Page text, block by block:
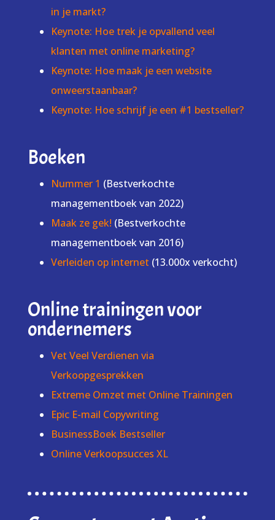
in je markt?
Keynote: Hoe trek je opvallend veel
klanten met online marketing?
Keynote: Hoe maak je een website
onweerstaanbaar?
Keynote: Hoe schrijf je een #1 bestseller?
Boeken
Nummer 1 (Bestverkochte
managementboek van 2022)
Maak ze gek! (Bestverkochte
managementboek van 2016)
Verleiden op internet (13.000x verkocht)
Online trainingen voor
ondernemers
Vet Veel Verdienen via
Verkoopgesprekken
Extreme Omzet met Online Trainingen
Epic E-mail Copywriting
BusinessBoek Bestseller
Online Verkoopsucces XL